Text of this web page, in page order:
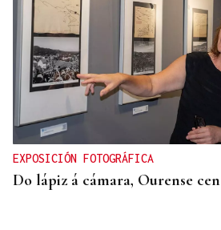
EXPOSICIÓN FOTOGRÁFICA
Do lápiz á cámara, Ourense